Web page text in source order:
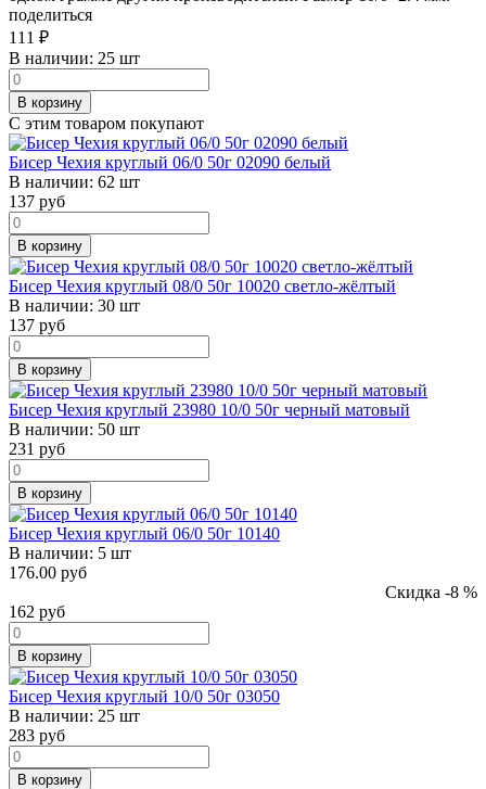
поделиться
111 ₽
В наличии: 25 шт
В корзину
С этим товаром покупают
Бисер Чехия круглый 06/0 50г 02090 белый
В наличии: 62 шт
137 руб
В корзину
Бисер Чехия круглый 08/0 50г 10020 светло-жёлтый
В наличии: 30 шт
137 руб
В корзину
Бисер Чехия круглый 23980 10/0 50г черный матовый
В наличии: 50 шт
231 руб
В корзину
Бисер Чехия круглый 06/0 50г 10140
В наличии: 5 шт
176.00 руб
Скидка -8 %
162 руб
В корзину
Бисер Чехия круглый 10/0 50г 03050
В наличии: 25 шт
283 руб
В корзину